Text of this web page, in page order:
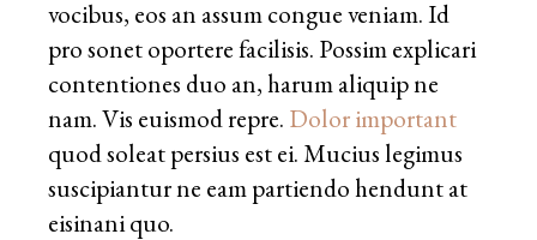
vocibus, eos an assum congue veniam. Id
pro sonet oportere facilisis. Possim explicari
contentiones duo an, harum aliquip ne
nam. Vis euismod repre. Dolor important
quod soleat persius est ei. Mucius legimus
suscipiantur ne eam partiendo hendunt at
eisinani quo.